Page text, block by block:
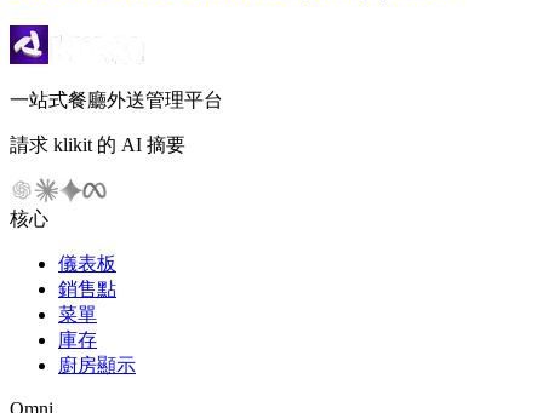
一站式餐廳外送管理平台
請求 klikit 的 AI 摘要
核心
儀表板
銷售點
菜單
庫存
廚房顯示
Omni